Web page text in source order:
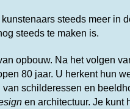
steeds meer in
steeds te maken is.
opbouw. Na het volgen
80 jaar. U herkent hun
schilderessen en
en architectuur.Je kunt